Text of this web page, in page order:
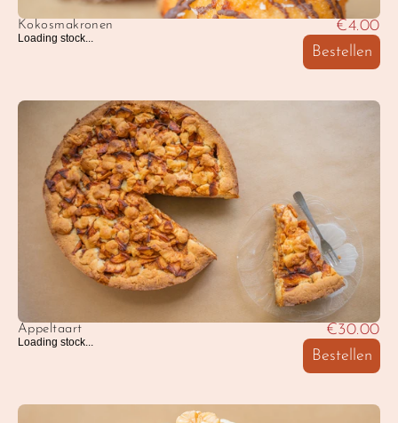
Kokosmakronen
Loading stock...
€4.00
Bestellen
Appeltaart
Loading stock...
€30.00
Bestellen